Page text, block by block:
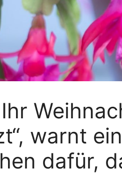
Ihr
warnt
dafür,